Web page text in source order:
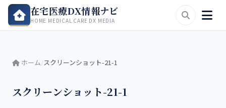
在宅医療DX情報ナビ
HOME MEDICAL CARE DX MEDIA
ホーム/スクリーンショット-21-1
スクリーンショット-21-1